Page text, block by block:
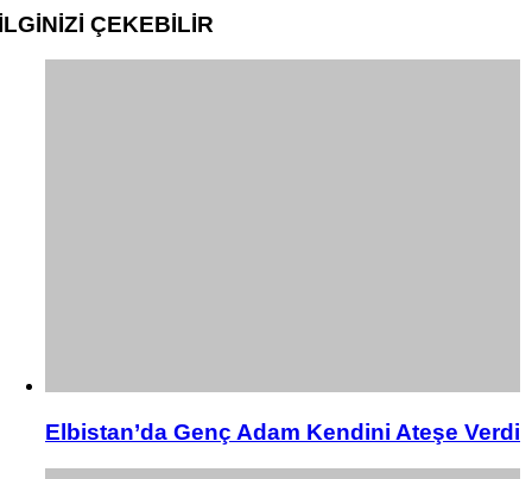
ÇEKEBİLİR
Elbistan’da Genç Adam Kendini Ateşe Verdi